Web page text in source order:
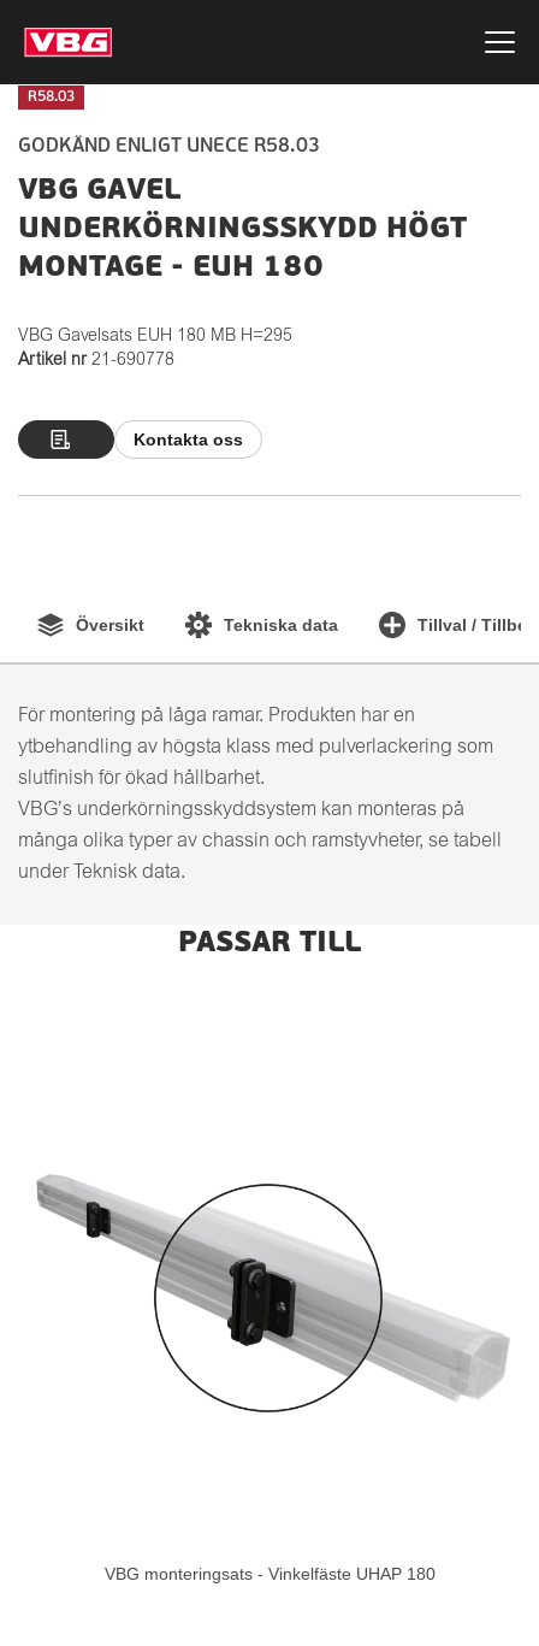
R58.03
GODKÄND ENLIGT UNECE R58.03
VBG GAVEL
UNDERKÖRNINGSSKYDD HÖGT
MONTAGE - EUH 180
VBG Gavelsats EUH 180 MB H=295
Artikel nr 21-690778
Kontakta oss
Översikt Tekniska data Tillval /
För montering på låga ramar. Produkten har en
ytbehandling av högsta klass med pulverlackering som
slutfinish för ökad hållbarhet.
VBG’s underkörningsskyddsystem kan monteras på
många olika typer av chassin och ramstyvheter, se tabell
under Teknisk data.
PASSAR TILL
VBG monteringsats - Vinkelfäste UHAP 180